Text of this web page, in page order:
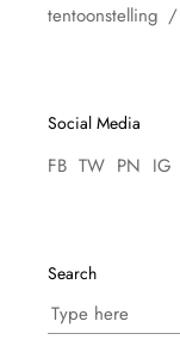
tentoonstelling
Social Media
FB TW PN IG
Search
Search
for: